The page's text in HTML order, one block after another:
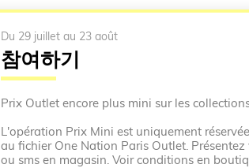
Du 29 juillet au 23 août
참여하기
Prix Outlet encore plus mini sur les
L'opération Prix Mini est uniquement
au fichier One Nation Paris Outlet.
ou sms en magasin. Voir conditions en